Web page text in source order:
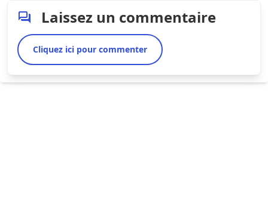
Laissez un commentaire
Cliquez ici pour commenter